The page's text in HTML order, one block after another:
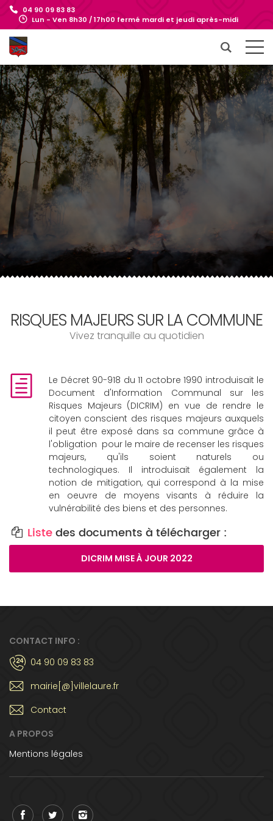
04 90 09 83 83
Lun - Ven 8h30 / 17h00 fermé mardi et jeudi après-midi
RISQUES MAJEURS SUR LA COMMUNE
Vivez tranquille au quotidien
Le Décret 90-918 du 11 octobre 1990 introduisait le
Document d'Information Communal sur les
Risques Majeurs (DICRIM) en vue de rendre le
citoyen conscient des risques majeurs auxquels
il peut être exposé dans sa commune grâce à
l'obligation pour le maire de recenser les risques
majeurs, qu'ils soient naturels ou
technologiques. Il introduisait également la
notion de mitigation, qui correspond à la mise
en oeuvre de moyens visants à réduire la
vulnérabilité des biens et des personnes.
Listedes documents à télécharger :
DICRIM MISE À JOUR 2022
CONTACT INFO :
04 90 09 83 83
mairie[@]villelaure.fr
Contact
A PROPOS
Mentions légales